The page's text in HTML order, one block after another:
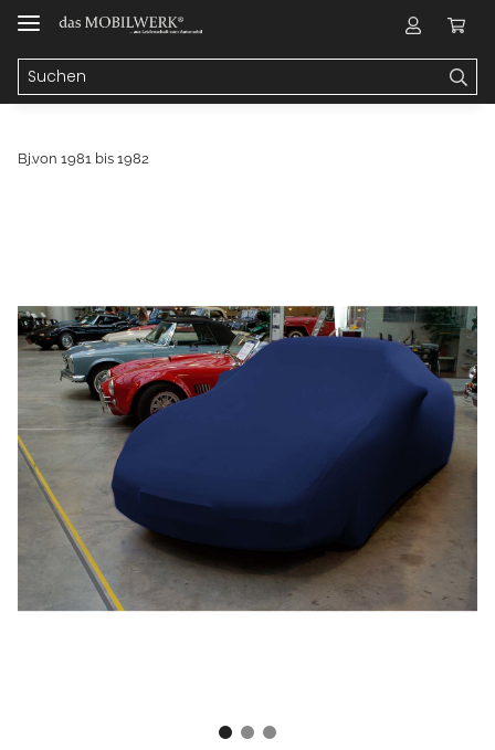
Bj.von 1981 bis 1982